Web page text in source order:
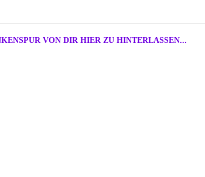
VON DIR HIER ZU HINTERLASSEN...